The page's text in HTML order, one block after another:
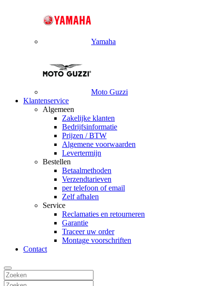
Yamaha
Moto Guzzi
Klantenservice
Algemeen
Zakelijke klanten
Bedrijfsinformatie
Prijzen / BTW
Algemene voorwaarden
Levertermijn
Bestellen
Betaalmethoden
Verzendtarieven
per telefoon of email
Zelf afhalen
Service
Reclamaties en retourneren
Garantie
Traceer uw order
Montage voorschriften
Contact